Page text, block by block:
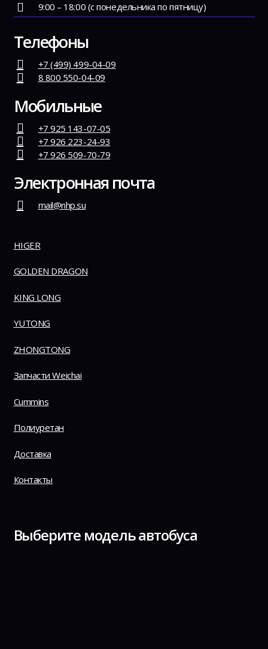
9:00 – 18:00 (с понедельника по пятницу)
Телефоны
+7 (499) 499-04-09
8 800 550-04-09
Мобильные
+7 925 143-07-05
+7 926 223-24-93
+7 926 509-70-79
Электронная почта
mail@nhp.su
HIGER
GOLDEN DRAGON
KING LONG
YUTONG
ZHONGTONG
Запчасти Weichai
Cummins
Полиуретан
Доставка
Контакты
Выберите модель автобуса